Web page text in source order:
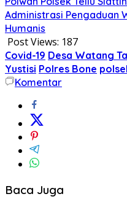
Administrasi Pengaduan
Humanis
Post Views: 187
Covid-19 Desa Watang Ta
Yustisi Polres Bone
Komentar
Baca Juga